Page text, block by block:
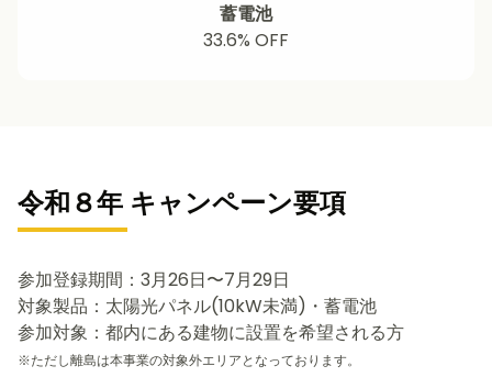
蓄電池
33.6% OFF
令和８年 キャンペーン要項
参加登録期間：3月26日〜7月29日
対象製品：太陽光パネル(10kW未満)・蓄電池
参加対象：都内にある建物に設置を希望される方
※ただし離島は本事業の対象外エリアとなっております。